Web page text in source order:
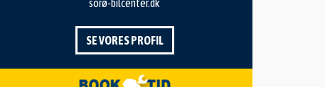
sorø-bilcenter.dk
SE VORES PROFIL